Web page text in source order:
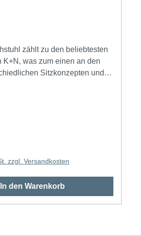
zählt zu den beliebtesten
K+N, was zum einen an den
Sitzkonzepten und
unserer Lösung im bewährten
Sie so alle Bürobereiche in
und das JET.II
nutzen.
zzgl. Versandkosten
In den Warenkorb